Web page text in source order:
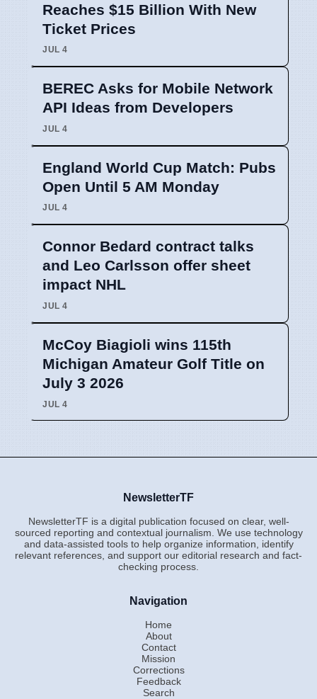
Reaches $15 Billion With New
Ticket Prices
JUL 4
BEREC Asks for Mobile Network
API Ideas from Developers
JUL 4
England World Cup Match: Pubs
Open Until 5 AM Monday
JUL 4
Connor Bedard contract talks
and Leo Carlsson offer sheet
impact NHL
JUL 4
McCoy Biagioli wins 115th
Michigan Amateur Golf Title on
July 3 2026
JUL 4
NewsletterTF
NewsletterTF is a digital publication focused on clear, well-
sourced reporting and contextual journalism. We use technology
and data-assisted tools to help organize information, identify
relevant references, and support our editorial research and fact-
checking process.
Navigation
Home
About
Contact
Mission
Corrections
Feedback
Search